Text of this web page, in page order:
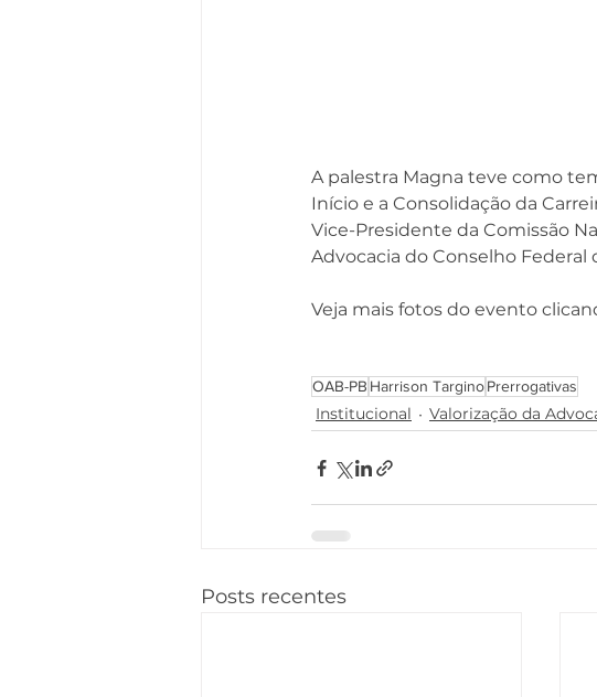
A palestra Magna teve como
Início e a Consolidação da
Vice-Presidente da Comissão
Advocacia do Conselho Federal
Veja mais fotos do evento
OAB-PB Harrison TarginoPrerrogativas
Institucional Valorização da
Posts recentes